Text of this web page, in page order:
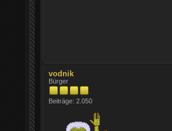
vodnik
Bürger
Beiträge: 2.050